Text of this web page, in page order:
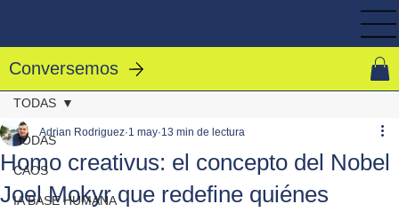
Conversemos
TODAS
CAOS
IA BASE HUMANA
TODAS
Homo creativus: el concepto del Nobel
Joel Mokyr que redefine quiénes
Adrian Rodriguez 1 may 13 min de lectura